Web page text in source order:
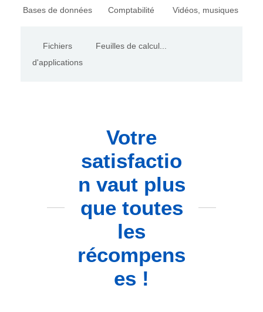
Bases de données Comptabilité Vidéos, musiques
Fichiers
d'applications
Feuilles de calcul...
Votre
satisfactio
n vaut plus
que toutes
les
récompens
es !